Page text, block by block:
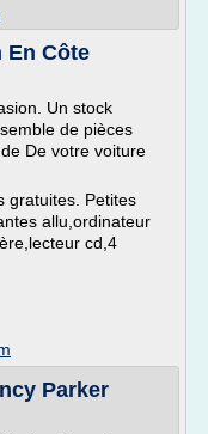
En Côte
Un stock
de pièces
De votre voiture
gratuites. Petites
allu,ordinateur
cd,4
Parker